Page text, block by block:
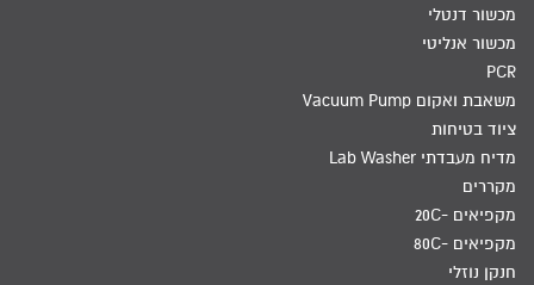
מכשור דנטלי
מכשור אנליטי
PCR
משאבת ואקום Vacuum Pump
ציוד בטיחות
מדיח מעבדתי Lab Washer
מקררים
מקפיאים -20C
מקפיאים -80C
חנקן נוזלי